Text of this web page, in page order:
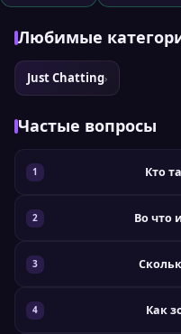
Любимые
Just Chatting›
Частые вопросы
Кто
Во что
Как